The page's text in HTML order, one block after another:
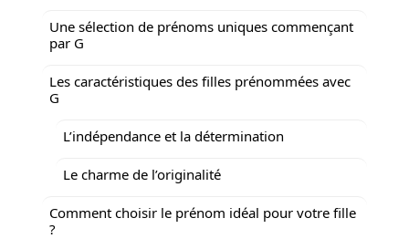
Une sélection de prénoms uniques commençant
par G
Les caractéristiques des filles prénommées avec
G
L’indépendance et la détermination
Le charme de l’originalité
Comment choisir le prénom idéal pour votre fille
?